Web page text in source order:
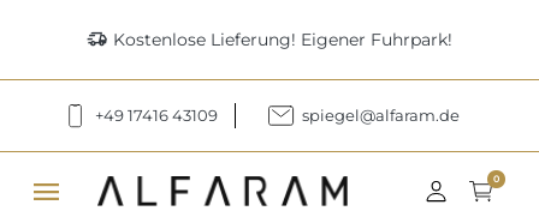
delivery_truck_speed Kostenlose Lieferung! Eigener Fuhrpark!
+49 17416 43109 spiegel@alfaram.de
menu 0